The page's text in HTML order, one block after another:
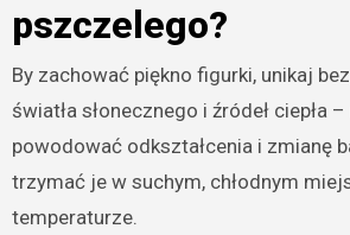
pszczelego?
By zachować piękno figurki, unikaj
światła słonecznego i źródeł ciepła
powodować odkształcenia i zmianę
trzymać je w suchym, chłodnym
temperaturze.